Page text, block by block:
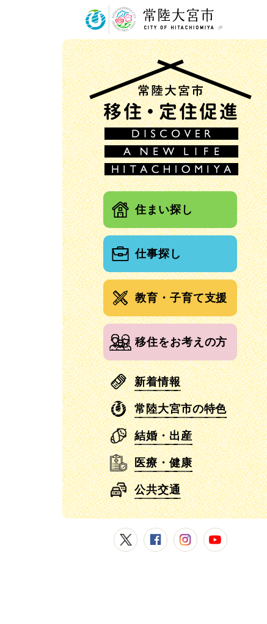
住まい探し
仕事探し
教育・子育て支援
移住をお考えの方
新着情報
常陸大宮市の特色
結婚・出産
医療・健康
公共交通
常陸大宮市公式X常陸大宮市公式Facebook常陸大宮市公式Instagram